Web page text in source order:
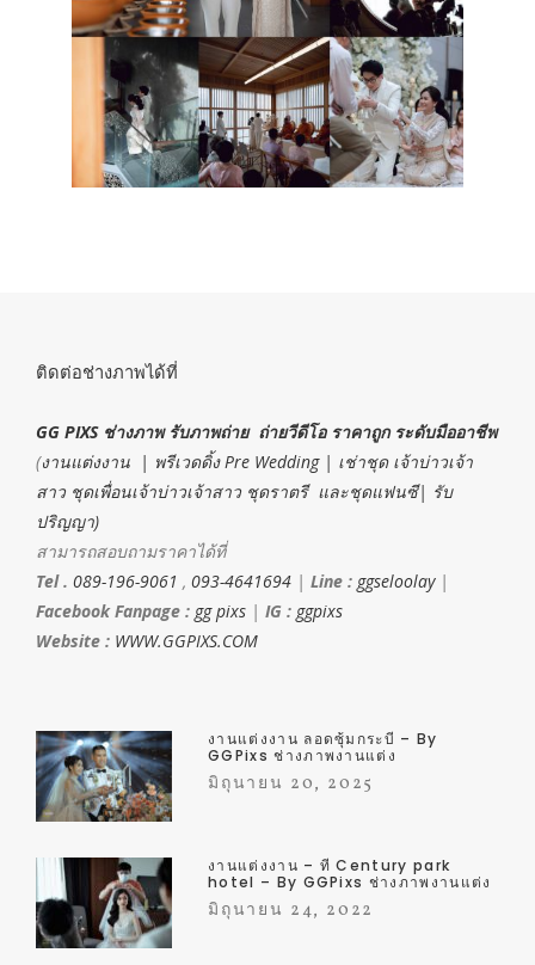
ติดต่อช่างภาพได้ที่
GG PIXS ช่างภาพ รับภาพถ่าย ถ่ายวีดีโอ ราคาถูก ระดับมืออาชีพ
(งานแต่งงาน | พรีเวดดิ้ง Pre Wedding | เช่าชุด เจ้าบ่าวเจ้า
สาว ชุดเพื่อนเจ้าบ่าวเจ้าสาว ชุดราตรี และชุดแฟนซี| รับ
ปริญญา)
สามารถสอบถามราคาได้ที่
Tel . 089-196-9061 , 093-4641694 | Line : ggseloolay|
Facebook Fanpage : gg pixs | IG : ggpixs
Website : WWW.GGPIXS.COM
งานแต่งงาน ลอดซุ้มกระบี่ – By
GGPixs ช่างภาพงานแต่ง
มิถุนายน 20, 2025
งานแต่งงาน – ที่ Century park
hotel – By GGPixs ช่างภาพงานแต่ง
มิถุนายน 24, 2022